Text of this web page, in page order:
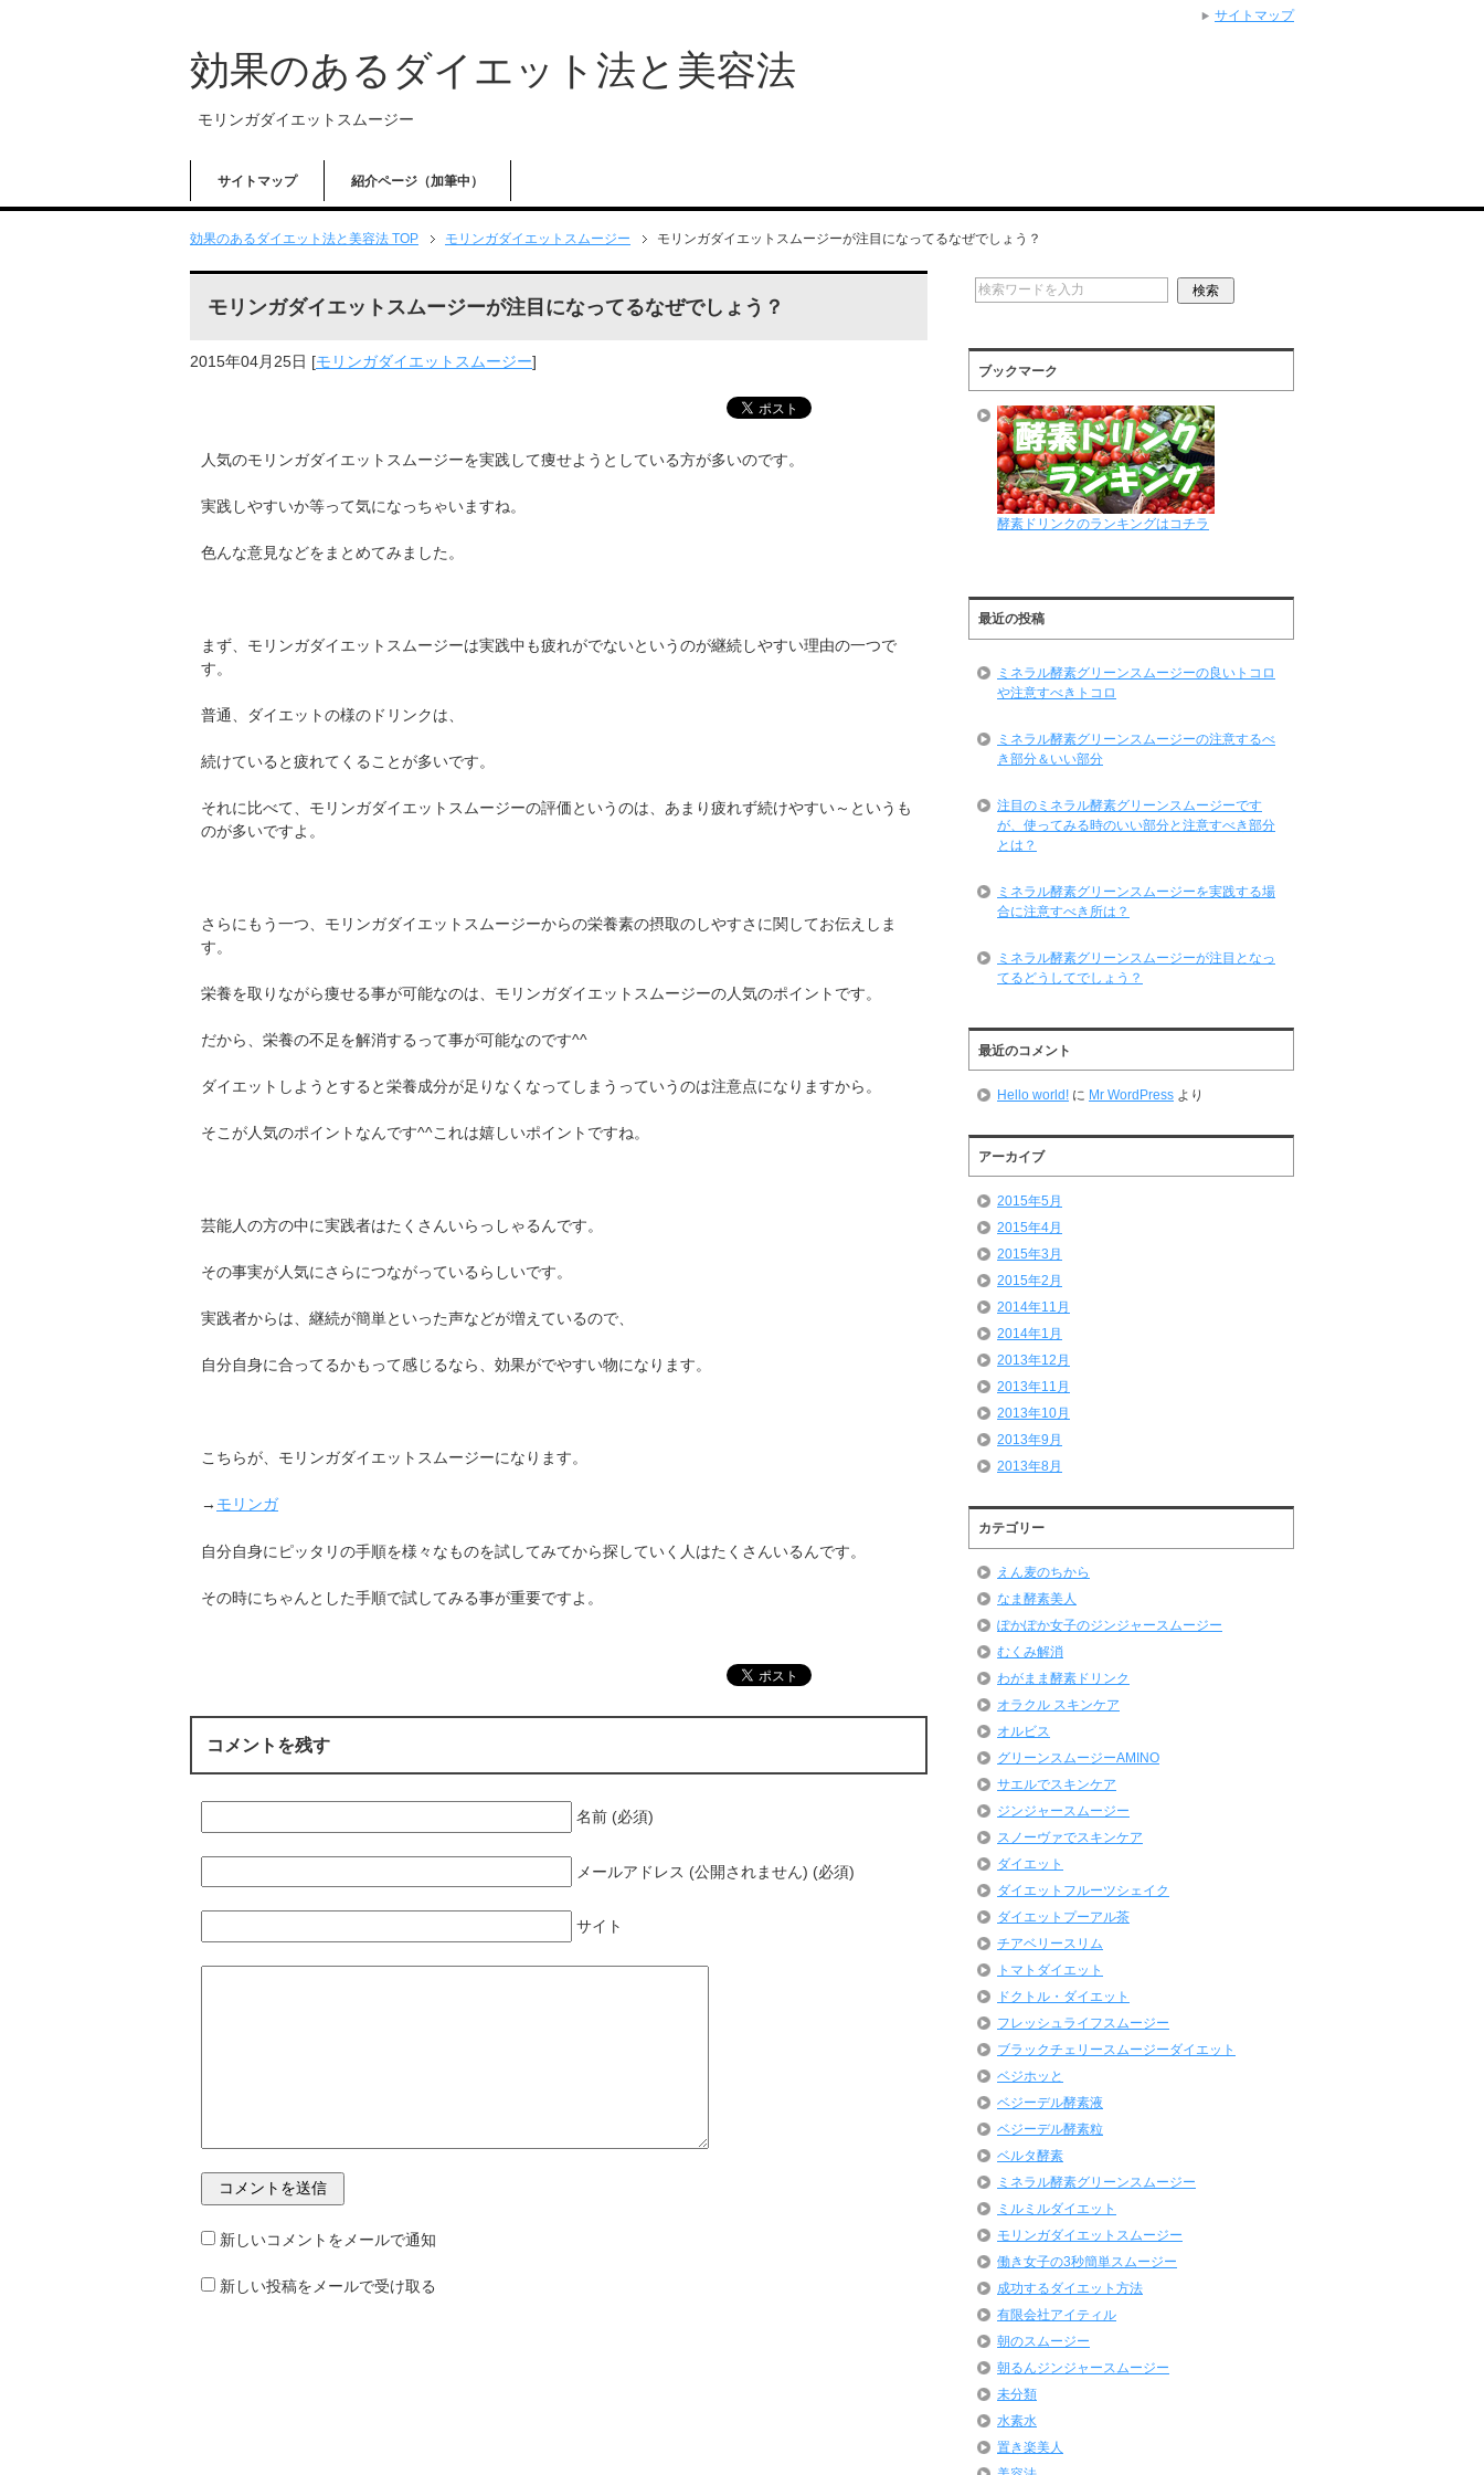
効果のあるダイエット法と美容法
モリンガダイエットスムージー
サイトマップ 紹介ページ（加筆中）
効果のあるダイエット法と美容法 TOP モリンガダイエットスムージー モリンガダイエットスムージーが注目になってるなぜでしょう？
モリンガダイエットスムージーが注目になってるなぜでしょう？
2015年04月25日 [モリンガダイエットスムージー]
人気のモリンガダイエットスムージーを実践して痩せようとしている方が多いのです。
実践しやすいか等って気になっちゃいますね。
色んな意見などをまとめてみました。
まず、モリンガダイエットスムージーは実践中も疲れがでないというのが継続しやすい理由の一つで
す。
普通、ダイエットの様のドリンクは、
続けていると疲れてくることが多いです。
それに比べて、モリンガダイエットスムージーの評価というのは、あまり疲れず続けやすい～というも
のが多いですよ。
さらにもう一つ、モリンガダイエットスムージーからの栄養素の摂取のしやすさに関してお伝えしま
す。
栄養を取りながら痩せる事が可能なのは、モリンガダイエットスムージーの人気のポイントです。
だから、栄養の不足を解消するって事が可能なのです^^
ダイエットしようとすると栄養成分が足りなくなってしまうっていうのは注意点になりますから。
そこが人気のポイントなんです^^これは嬉しいポイントですね。
芸能人の方の中に実践者はたくさんいらっしゃるんです。
その事実が人気にさらにつながっているらしいです。
実践者からは、継続が簡単といった声などが増えているので、
自分自身に合ってるかもって感じるなら、効果がでやすい物になります。
こちらが、モリンガダイエットスムージーになります。
→ モリンガ
自分自身にピッタリの手順を様々なものを試してみてから探していく人はたくさんいるんです。
その時にちゃんとした手順で試してみる事が重要ですよ。
コメントを残す
名前 (必須)
メールアドレス (公開されません) (必須)
サイト
新しいコメントをメールで通知
新しい投稿をメールで受け取る
ブックマーク
酵素ドリンクのランキングはコチラ
最近の投稿
ミネラル酵素グリーンスムージーの良いトコロ
や注意すべきトコロ
ミネラル酵素グリーンスムージーの注意するべ
き部分＆いい部分
注目のミネラル酵素グリーンスムージーです
が、使ってみる時のいい部分と注意すべき部分
とは？
ミネラル酵素グリーンスムージーを実践する場
合に注意すべき所は？
ミネラル酵素グリーンスムージーが注目となっ
てるどうしてでしょう？
最近のコメント
Hello world! に Mr WordPress より
アーカイブ
2015年5月
2015年4月
2015年3月
2015年2月
2014年11月
2014年1月
2013年12月
2013年11月
2013年10月
2013年9月
2013年8月
カテゴリー
えん麦のちから
なま酵素美人
ぽかぽか女子のジンジャースムージー
むくみ解消
わがまま酵素ドリンク
オラクル スキンケア
オルビス
グリーンスムージーAMINO
サエルでスキンケア
ジンジャースムージー
スノーヴァでスキンケア
ダイエット
ダイエットフルーツシェイク
ダイエットプーアル茶
チアベリースリム
トマトダイエット
ドクトル・ダイエット
フレッシュライフスムージー
ブラックチェリースムージーダイエット
ベジホッと
ベジーデル酵素液
ベジーデル酵素粒
ベルタ酵素
ミネラル酵素グリーンスムージー
ミルミルダイエット
モリンガダイエットスムージー
働き女子の3秒簡単スムージー
成功するダイエット方法
有限会社アイティル
朝のスムージー
朝るんジンジャースムージー
未分類
水素水
置き楽美人
サイトマップ